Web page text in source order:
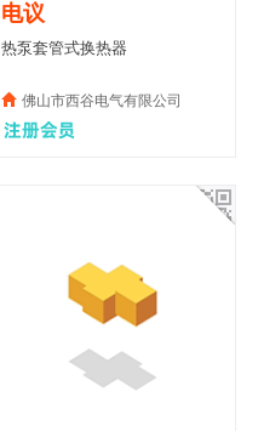
电议
热泵套管式换热器
佛山市西谷电气有限公司